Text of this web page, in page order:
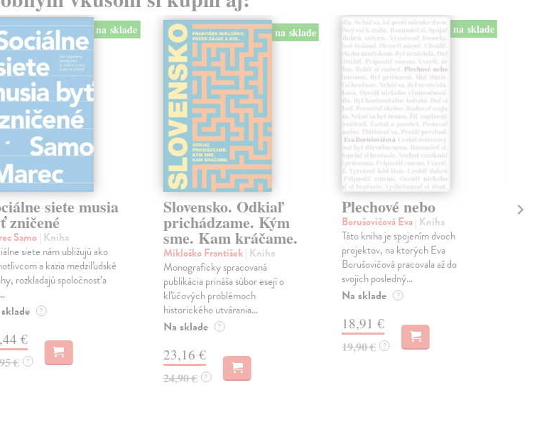
na sklade
siete musia
zničené
Samo| Kniha
siete nám ubližujú ako
a kazia medziľudské
rozkladajú spoločnosť a
?
€
€ ?
na sklade
Slovensko. Odkiaľ
prichádzame. Kým
sme. Kam kráčame.
Mikloško František| Kniha
Monograficky spracovaná
publikácia prináša súbor esejí o
kľúčových problémoch
historického utvárania...
Na sklade ?
23,16 €
24,90 € ?
na sklade
Plechové nebo
Borušovičová Eva| Kniha
Táto kniha je spojením dvoch
projektov, na ktorých Eva
Borušovičová pracovala až do
svojich posledný...
Na sklade ?
18,91 €
19,90 € ?